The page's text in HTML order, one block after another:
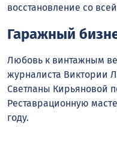
восстановление со
Гаражный
Любовь к винтажным
журналиста Виктории
Светланы Кирьяновой
Реставрационную
году.